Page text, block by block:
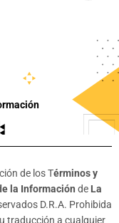
de los Términos y
la Información de La
D.R.A. Prohibida
traducción a cualquier